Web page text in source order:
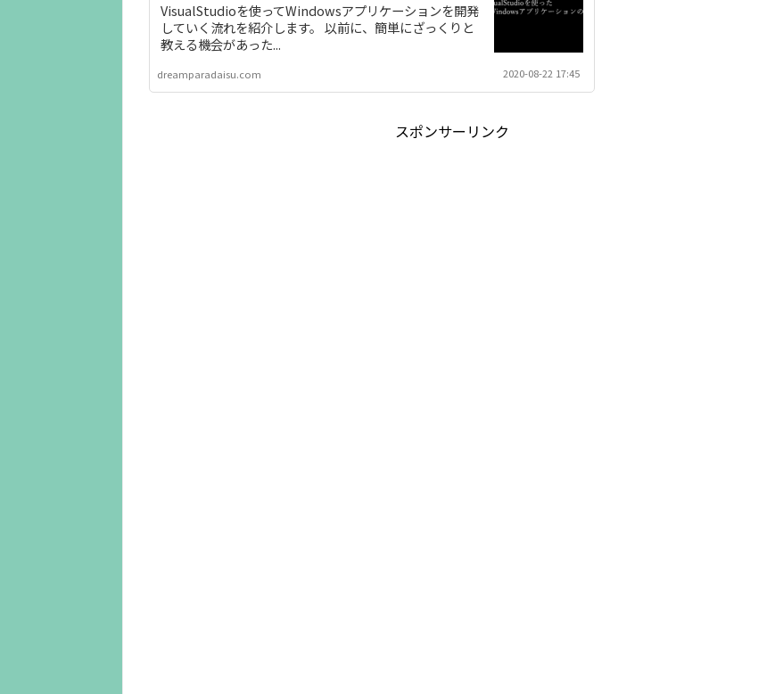
VisualStudioを使ってWindowsアプリケーションを開発
していく流れを紹介します。 以前に、簡単にざっくりと
教える機会があった...
dreamparadaisu.com 2020-08-22 17:45
スポンサーリンク